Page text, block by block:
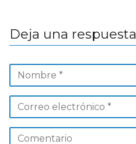
Deja una respuesta